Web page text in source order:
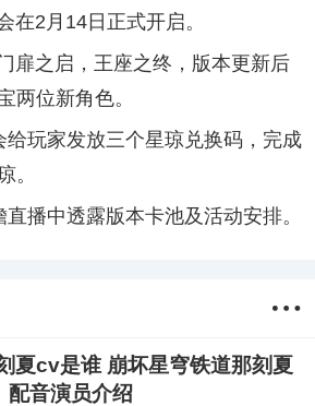
在2月14日正式开启。
扉之启，王座之终，版本更新后
两位新角色。
给玩家发放三个星琼兑换码，完成
。
播中透露版本卡池及活动安排。
夏cv是谁 崩坏星穹铁道那刻夏
配音演员介绍